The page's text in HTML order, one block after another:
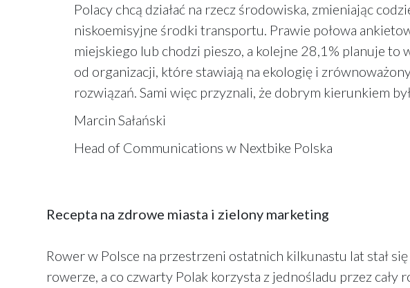
Polacy chcą działać na rzecz środowiska, zmieniając
niskoemisyjne środki transportu. Prawie połowa
miejskiego lub chodzi pieszo, a kolejne 28,1% planuje to
od organizacji, które stawiają na ekologię i
rozwiązań. Sami więc przyznali, że dobrym kierunkiem
Marcin Sałański
Head of Communications w Nextbike Polska
Recepta na zdrowe miasta i zielony marketing
Rower w Polsce na przestrzeni ostatnich kilkunastu lat stał
rowerze, a co czwarty Polak korzysta z jednośladu przez